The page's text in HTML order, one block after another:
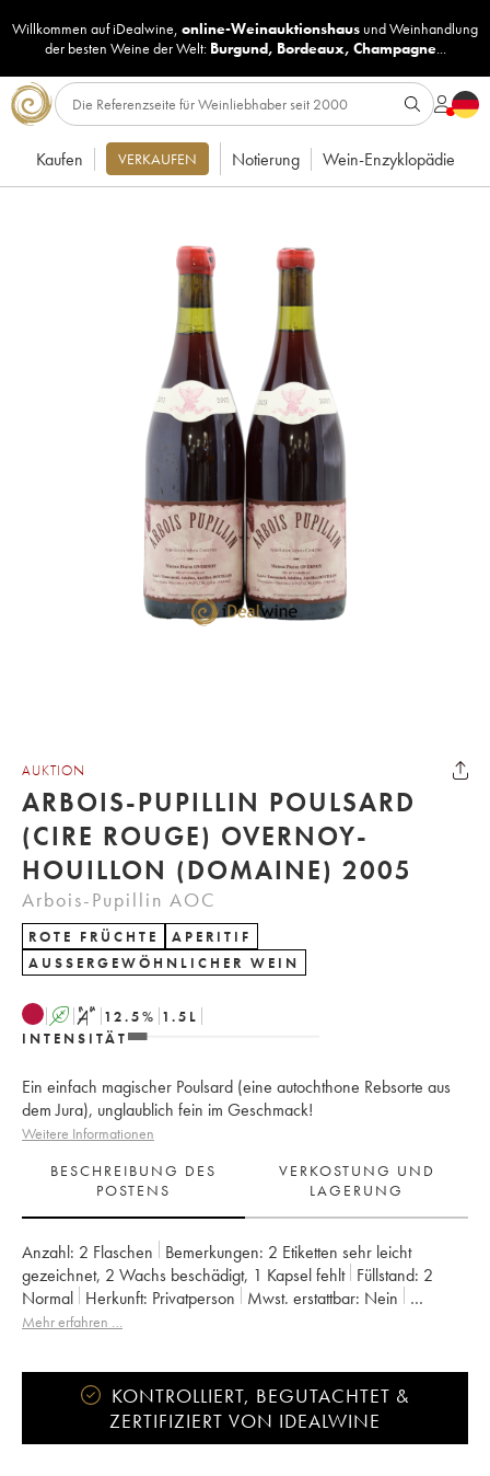
Willkommen auf iDealwine, online-Weinauktionshaus undWeinhandlung
der besten Weine der Welt: Burgund, Bordeaux, Champagne...
Kaufen VERKAUFEN Notierung Wein-Enzyklopädie
AUKTION
ARBOIS-PUPILLIN POULSARD
(CIRE ROUGE) OVERNOY-
HOUILLON (DOMAINE) 2005
Arbois-Pupillin AOC
ROTE FRÜCHTE
APERITIF
AUSSERGEWÖHNLICHER WEIN
A S 12.5% 1.5 L
INTENSITÄT
Ein einfach magischer Poulsard (eine autochthone Rebsorte aus
dem Jura), unglaublich fein im Geschmack!
Weitere Informationen
BESCHREIBUNG DES
POSTENS
VERKOSTUNG UND
LAGERUNG
Anzahl: 2 Flaschen Bemerkungen: 2 Etiketten sehr leicht
gezeichnet, 2 Wachs beschädigt, 1 Kapsel fehlt Füllstand: 2
Normal
Herkunft: privatperson Mwst. erstattbar:
nein
Region: Jura
Mehr erfahren …
KONTROLLIERT, BEGUTACHTET &
ZERTIFIZIERT VON IDEALWINE